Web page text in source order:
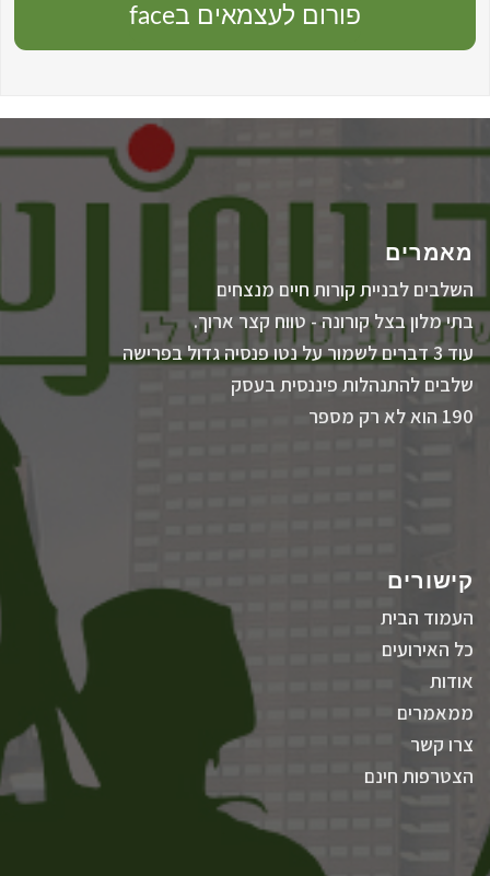
פורום לעצמאים בface
מאמרים
השלבים לבניית קורות חיים מנצחים
בתי מלון בצל קורונה - טווח קצר ארוך.
עוד 3 דברים לשמור על נטו פנסיה גדול בפרישה
שלבים להתנהלות פיננסית בעסק
190 הוא לא רק מספר
קישורים
העמוד הבית
כל האירועים
אודות
ממאמרים
צרו קשר
הצטרפות חינם